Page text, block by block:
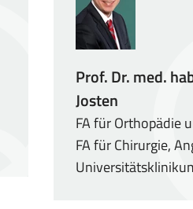
Prof. Dr. med.
Josten
FA für Orthopädie
FA für Chirurgie,